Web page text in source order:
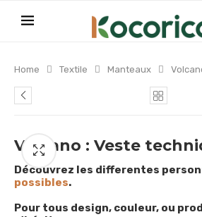
Home Textile Manteaux
Volcano : Veste
Découvrez les differentes
possibles.
Pour tous design, couleur, ou